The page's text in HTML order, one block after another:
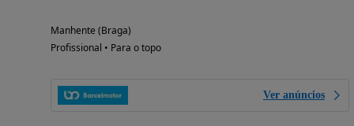
Manhente (Braga)
Profissional • Para o topo
Ver anúncios